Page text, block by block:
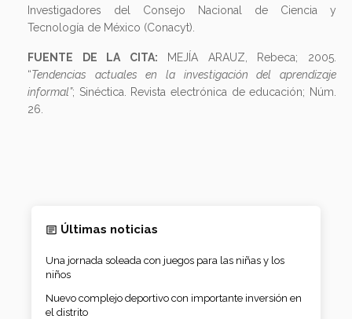
Investigadores del Consejo Nacional de Ciencia y
Tecnología de México (Conacyt).
FUENTE DE LA CITA: MEJÍA ARAUZ, Rebeca; 2005.
“Tendencias actuales en la investigación del aprendizaje
informal”; Sinéctica. Revista electrónica de educación; Núm.
26.
Últimas noticias
Una jornada soleada con juegos para las niñas y los
niños
Nuevo complejo deportivo con importante inversión en
el distrito